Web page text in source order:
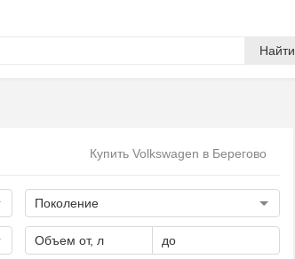
Найти
Купить Volkswagen в Берегово
Поколение
Объем от, л до